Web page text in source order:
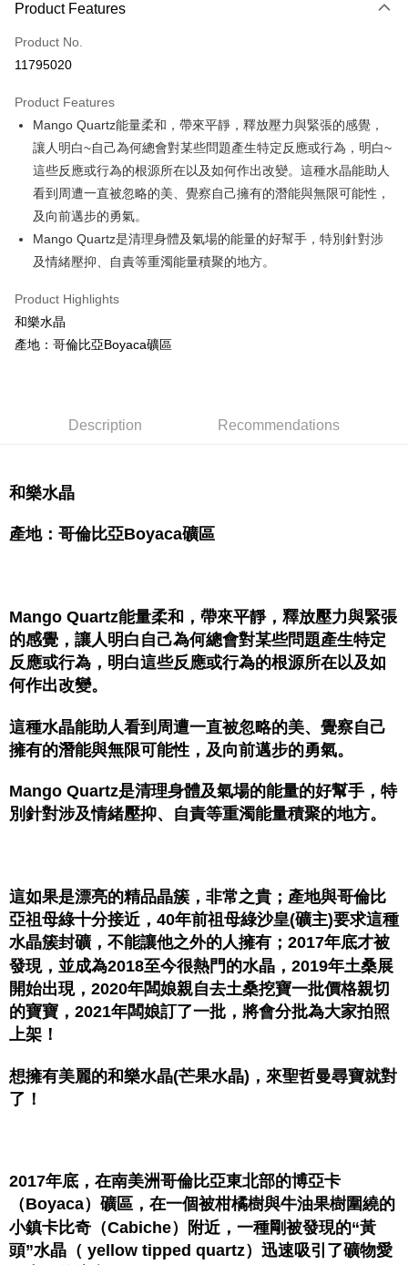
Credit Card (Full Payment)
Convenience Store Pickup and Pay
JKOPAY
Easy Wallet
ATM Transfer
Shipping Method
NT$80/order | Free shipping on orders of NT$3,000 or more
7-11取貨付款
NT$80/order | Free shipping on orders of NT$3,000 or more
NT$80/order | Free shipping on orders of NT$3,000 or more
付款後門市自取
Free shipping
Product Features
Product No.
11795020
Product Features
Mango Quartz能量柔和，帶來平靜，釋放壓力與緊張的感覺，
讓人明白~自己為何總會對某些問題產生特定反應或行為，明白~
這些反應或行為的根源所在以及如何作出改變。這種水晶能助人
看到周遭一直被忽略的美、覺察自己擁有的潛能與無限可能性，
及向前邁步的勇氣。
Mango Quartz是清理身體及氣場的能量的好幫手，特別針對涉
及情緒壓抑、自責等重濁能量積聚的地方。
Product Highlights
和樂水晶
產地：哥倫比亞Boyaca礦區
Description Recommendations
和樂水晶
產地：哥倫比亞Boyaca礦區
Mango Quartz能量柔和，帶來平靜，釋放壓力與緊張
的感覺，讓人明白自己為何總會對某些問題產生特定
反應或行為，明白這些反應或行為的根源所在以及如
何作出改變。
這種水晶能助人看到周遭一直被忽略的美、覺察自己
擁有的潛能與無限可能性，及向前邁步的勇氣。
Mango Quartz是清理身體及氣場的能量的好幫手，特
別針對涉及情緒壓抑、自責等重濁能量積聚的地方。
這如果是漂亮的精品晶簇，非常之貴；產地與哥倫比
亞祖母綠十分接近，40年前祖母綠沙皇(礦主)要求這種
水晶簇封礦，不能讓他之外的人擁有；2017年底才被
發現，並成為2018至今很熱門的水晶，2019年土桑展
開始出現，2020年闆娘親自去土桑挖寶一批價格親切
的寶寶，2021年闆娘訂了一批，將會分批為大家拍照
上架！
想擁有美麗的和樂水晶(芒果水晶)，來聖哲曼尋寶就對
了！
2017年底，在南美洲哥倫比亞東北部的博亞卡
（Boyaca）礦區，在一個被柑橘樹與牛油果樹圍繞的
小鎮卡比奇（Cabiche）附近，一種剛被發現的“黃
頭”水晶（ yellow tipped quartz）迅速吸引了礦物愛